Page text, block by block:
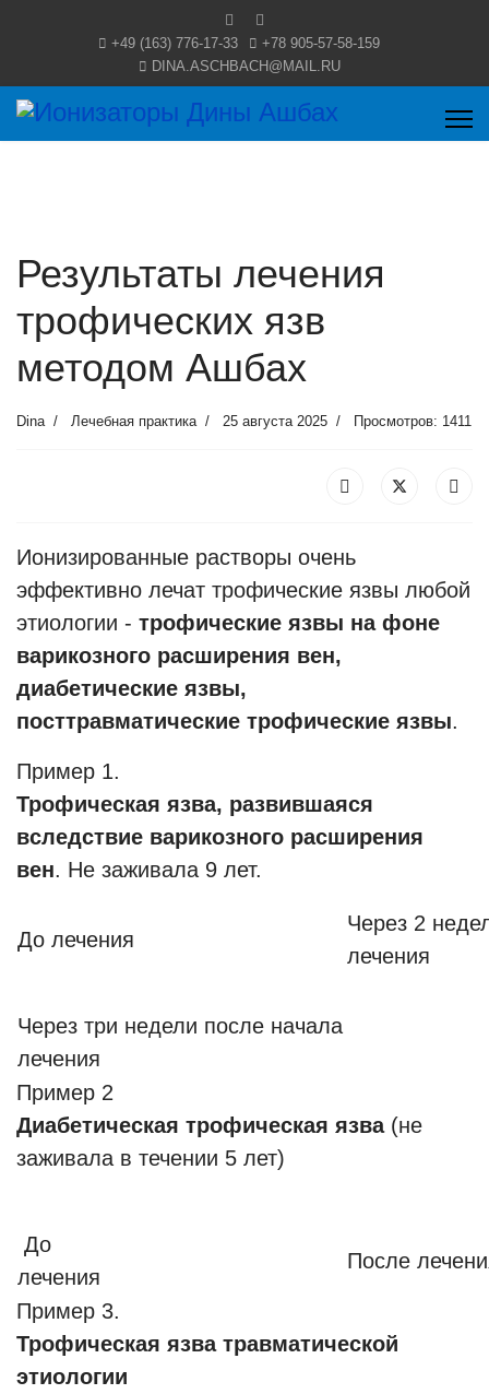
+49 (163) 776-17-33
+78 905-57-58-159
DINA.ASCHBACH@MAIL.RU
Результаты лечения
трофических язв
методом Ашбах
Dina Лечебная практика 25 августа 2025 Просмотров: 1411
Ионизированные растворы очень
эффективно лечат трофические язвы любой
этиологии - трофические язвы на фоне
варикозного расширения вен,
диабетические язвы,
посттравматические трофические язвы.
Пример 1.
Трофическая язва, развившаяся
вследствие варикозного расширения
вен. Не заживала 9 лет.
До лечения
Через 2
лечения
Через три недели после начала
лечения
Пример 2
Диабетическая трофическая язва(не
заживала в течении 5 лет)
До
лечения
После
Пример 3.
Трофическая язва травматической
этиологии